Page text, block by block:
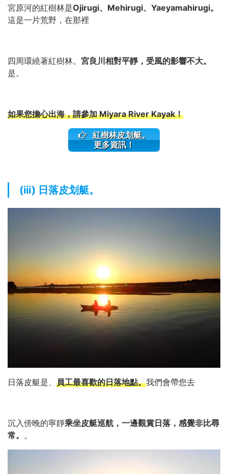
宮原河的紅樹林是Ojirugi、Mehirugi、Yaeyamahirugi。
這是一片荒野，在那裡
四周環繞著紅樹林。 宮良川相對平靜，受風的影響不大。
是。
如果您擔心出海，請參加 Miyara River Kayak！
紅樹林皮划艇。
更多資訊！
(iii) 日落皮划艇。
日落皮艇是、 員工最喜歡的日落地點。我們會帶您去
沉入傍晚的寧靜乘坐皮艇巡航，一邊觀賞日落，感覺非比尋
常。 。